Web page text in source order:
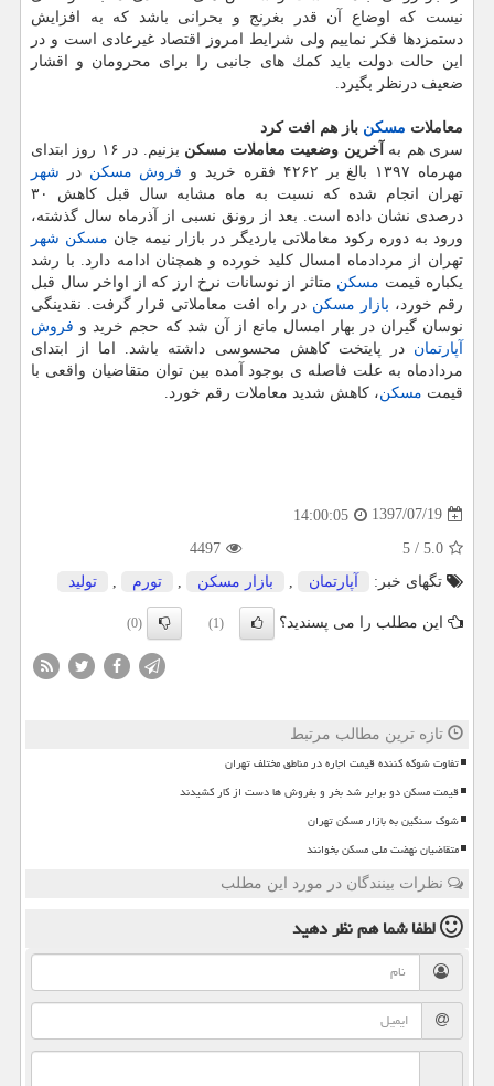
نیست كه اوضاع آن قدر بغرنج و بحرانی باشد كه به افزایش
دستمزدها فكر نماییم ولی شرایط امروز اقتصاد غیرعادی است و در
این حالت دولت باید كمك های جانبی را برای محرومان و اقشار
ضعیف درنظر بگیرد.
معاملات مسكن باز هم افت كرد
سری هم به آخرین وضعیت معاملات مسكن
بزنیم. در ۱۶ روز ابتدای
مهرماه ۱۳۹۷ بالغ بر ۴۲۶۲ فقره خرید و
فروش مسكن در شهر
تهران انجام شده كه نسبت به ماه مشابه سال قبل كاهش ۳۰
درصدی نشان داده است. بعد از رونق نسبی از آذرماه سال گذشته،
ورود به دوره ركود معاملاتی باردیگر در بازار نیمه جان مسكن شهر
تهران از مردادماه امسال كلید خورده و همچنان ادامه دارد. با رشد
یكباره قیمت مسكن متاثر از نوسانات نرخ ارز كه از اواخر سال قبل
رقم خورد، بازار مسكن در راه افت معاملاتی قرار گرفت. نقدینگی
نوسان گیران در بهار امسال مانع از آن شد كه حجم خرید و فروش
آپارتمان در پایتخت كاهش محسوسی داشته باشد. اما از ابتدای
مردادماه به علت فاصله ی بوجود آمده بین توان متقاضیان واقعی با
قیمت مسكن، كاهش شدید معاملات رقم خورد.
1397/07/19
14:00:05
5.0
/
5
4497
تگهای خبر:
آپارتمان بازار مسكن تورم تولید
این مطلب را می پسندید؟ (1)
(0)
تازه ترین مطالب مرتبط
تفاوت شوکه کننده قیمت اجاره در مناطق مختلف تهران
قیمت مسکن دو برابر شد بخر و بفروش ها دست از کار کشیدند
شوک سنگین به بازار مسکن تهران
متقاضیان نهضت ملی مسکن بخوانند
نظرات بینندگان در مورد این مطلب
لطفا شما همنظر دهید